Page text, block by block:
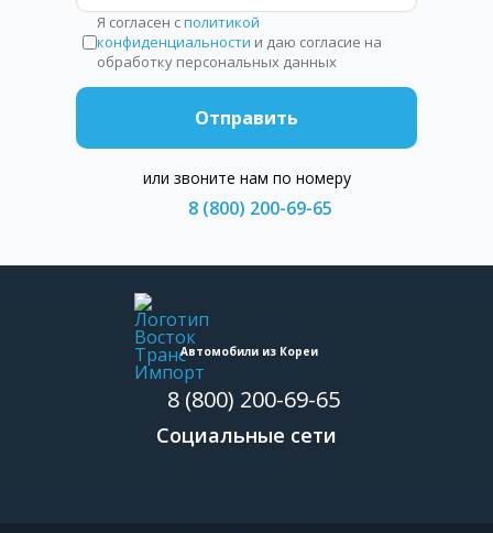
Я согласен сполитикой
конфиденциальности и даю согласие на
обработку персональных данных
Отправить
или звоните нам по номеру
8 (800) 200-69-65
Автомобили из Кореи
8 (800) 200-69-65
Социальные сети